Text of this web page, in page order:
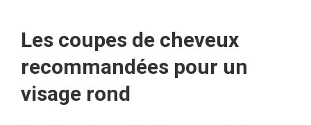
Les coupes de cheveux
recommandées pour un
visage rond